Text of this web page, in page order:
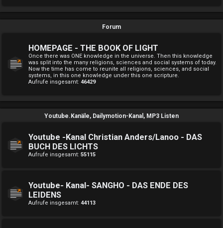
Forum
HOMEPAGE - THE BOOK OF LIGHT
Once there was ONE knowledge in the universe. Then this knowledge
was split into the many religions, sciences and social systems of today.
Now the time has come to reunite all religions, sciences, and social
systems, in this one knowledge under this one scripture.
Aufrufe insgesamt: 46429
Youtube.Kanäle, Dailymotion-Kanal, MP3 Listen
Youtube -Kanal Christian Anders/Lanoo - DAS
BUCH DES LICHTS
Aufrufe insgesamt: 55115
Youtube- Kanal- SANGHO - DAS ENDE DES
LEIDENS
Aufrufe insgesamt: 44113